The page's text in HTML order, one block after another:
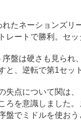
たネーションズリ
レートで勝利。セ
盤は硬さも見られ
と、逆転で第1セッ
失点について関は、
ろを意識しました
盤でミドルを使お